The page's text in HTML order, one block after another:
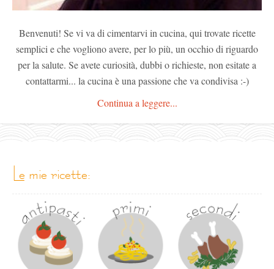
Benvenuti! Se vi va di cimentarvi in cucina, qui trovate ricette
semplici e che vogliono avere, per lo più, un occhio di riguardo
per la salute. Se avete curiosità, dubbi o richieste, non esitate a
contattarmi... la cucina è una passione che va condivisa :-)
Continua a leggere...
le mie ricette: